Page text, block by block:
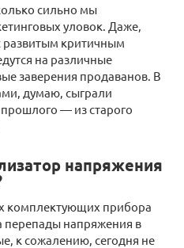
сильно мы
уловок. Даже,
развитым критичным
на различные
заверения продаванов. В
думаю, сыграли
— из старого
напряжения
комплектующих прибора
перепады напряжения в
к сожалению, сегодня не